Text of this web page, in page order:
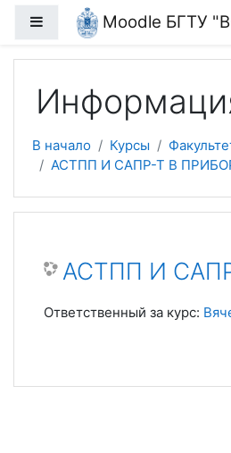
Перейти к основному содержанию
Боковая панельMoodle БГТУ
В начало Курсы
АСТПП И САПР-Т В
АСТПП И
Ответственный за курс: